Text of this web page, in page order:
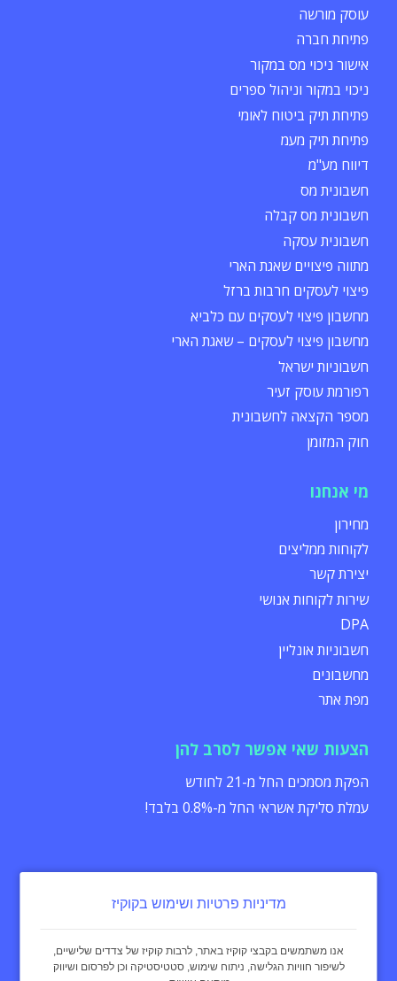
עוסק מורשה
פתיחת חברה
אישור ניכוי מס במקור
ניכוי במקור וניהול ספרים
פתיחת תיק ביטוח לאומי
פתיחת תיק מעמ
דיווח מע"מ
חשבונית מס
חשבונית מס קבלה
חשבונית עסקה
מתווה פיצויים שאגת הארי
פיצוי לעסקים חרבות ברזל
מחשבון פיצוי לעסקים עם כלביא
מחשבון פיצוי לעסקים – שאגת הארי
חשבוניות ישראל
רפורמת עוסק זעיר
מספר הקצאה לחשבונית
חוק המזומן
מי אנחנו
מחירון
לקוחות ממליצים
יצירת קשר
שירות לקוחות אנושי
DPA
חשבוניות אונליין
מחשבונים
מפת אתר
הצעות שאי אפשר לסרב להן
הפקת מסמכים החל מ-21 לחודש
עמלת סליקת אשראי החל מ-0.8% בלבד!
מדיניות פרטיות
מדיניות פרטיות ושימוש בקוקיז
אנו משתמשים בקבצי קוקיז באתר, לרבות קוקיז של צדדים שלישיים,
לשיפור חוויות הגלישה, ניתוח שימוש, סטטיסטיקה וכן לפרסום ושיווק